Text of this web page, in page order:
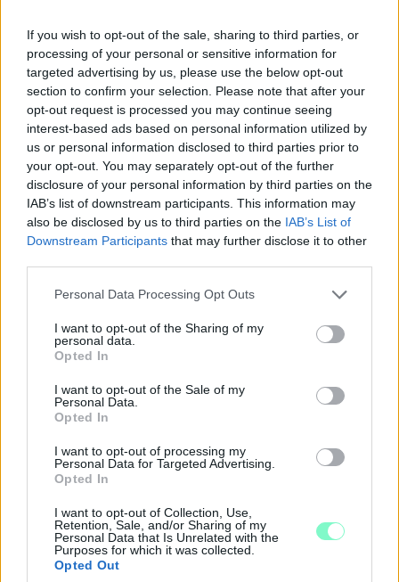
If you wish to opt-out of the sale, sharing to third parties, or
processing of your personal or sensitive information for
targeted advertising by us, please use the below opt-out
section to confirm your selection. Please note that after your
opt-out request is processed you may continue seeing
interest-based ads based on personal information utilized by
us or personal information disclosed to third parties prior to
your opt-out. You may separately opt-out of the further
disclosure of your personal information by third parties on the
IAB’s list of downstream participants. This information may
also be disclosed by us to third parties on the IAB’s List of
Downstream Participants that may further disclose it to other
Please note that this website/app uses one or more Google
not limited to your visit or usage behaviour. You may click to
grant or deny consent to Google and its third-party tags to
use your data for below specified purposes in below Google
consent section.
Personal Data Processing Opt Outs
I want to opt-out of the Sharing of my
personal data.
Opted In
I want to opt-out of the Sale of my
Personal Data.
Opted In
I want to opt-out of processing my
Personal Data for Targeted Advertising.
Opted In
I want to opt-out of Collection, Use,
Retention, Sale, and/or Sharing of my
Personal Data that Is Unrelated with the
Purposes for which it was collected.
Opted Out
NŐVERŐ SZOMBATHELYI FÉRFI ELLEN EMELT
VÁDAT AZ ÜGYÉSZSÉG
A férfi a nyílt utcán kezdte verni áldozatát.
Szólj hozzá!